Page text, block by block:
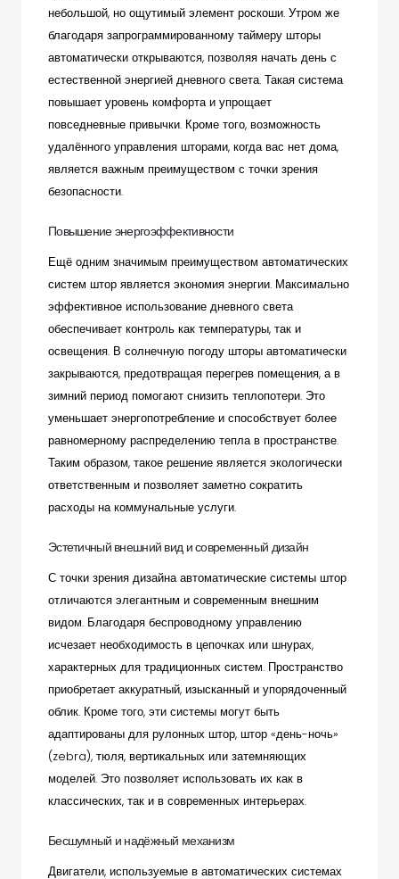
небольшой, но ощутимый элемент роскоши. Утром же
благодаря запрограммированному таймеру шторы
автоматически открываются, позволяя начать день с
естественной энергией дневного света. Такая система
повышает уровень комфорта и упрощает
повседневные привычки. Кроме того, возможность
удалённого управления шторами, когда вас нет дома,
является важным преимуществом с точки зрения
безопасности.
Повышение энергоэффективности
Ещё одним значимым преимуществом автоматических
систем штор является экономия энергии. Максимально
эффективное использование дневного света
обеспечивает контроль как температуры, так и
освещения. В солнечную погоду шторы автоматически
закрываются, предотвращая перегрев помещения, а в
зимний период помогают снизить теплопотери. Это
уменьшает энергопотребление и способствует более
равномерному распределению тепла в пространстве.
Таким образом, такое решение является экологически
ответственным и позволяет заметно сократить
расходы на коммунальные услуги.
Эстетичный внешний вид и современный дизайн
С точки зрения дизайна автоматические системы штор
отличаются элегантным и современным внешним
видом. Благодаря беспроводному управлению
исчезает необходимость в цепочках или шнурах,
характерных для традиционных систем. Пространство
приобретает аккуратный, изысканный и упорядоченный
облик. Кроме того, эти системы могут быть
адаптированы для рулонных штор, штор «день-ночь»
(zebra), тюля, вертикальных или затемняющих
моделей. Это позволяет использовать их как в
классических, так и в современных интерьерах.
Бесшумный и надёжный механизм
Двигатели, используемые в автоматических системах